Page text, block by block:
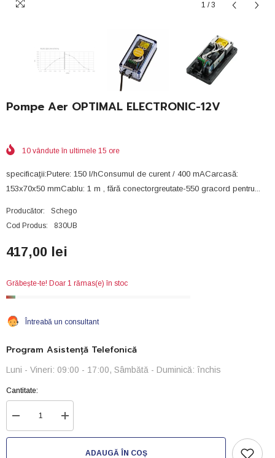
1 / 3
Pompe Aer OPTIMAL ELECTRONIC-12V
10 vândute în ultimele 15 ore
specificaţii:Putere: 150 l/hConsumul de curent / 400 mACarcasă:
153x70x50 mmCablu: 1 m , fără conectorgreutate-550 gracord pentru...
Producător:
Schego
Cod Produs:
830UB
417,00 lei
Grăbește-te! Doar 1 rămas(e) în stoc
Întreabă un consultant
Program Asistență Telefonică
Luni - Vineri: 09:00 - 17:00, Sâmbătă - Duminică: închis
Cantitate:
Reduceți
cantitatea
pentru
Creșteți
cantitatea
pentru
ADAUGĂ ÎN COȘ